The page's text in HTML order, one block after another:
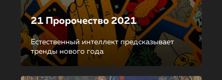
21 Пророчество 2021
Естественный интеллект предсказывает
тренды нового года